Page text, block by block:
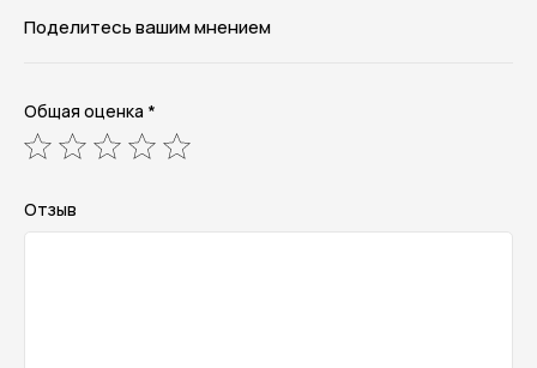
Поделитесь вашим мнением
Общая оценка *
Отзыв